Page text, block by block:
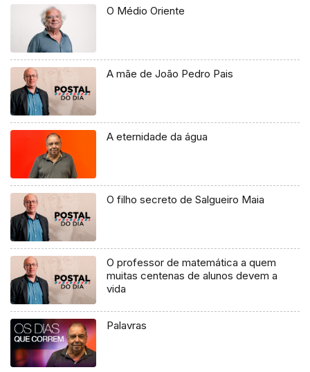
O Médio Oriente
A mãe de João Pedro Pais
A eternidade da água
O filho secreto de Salgueiro Maia
O professor de matemática a quem
muitas centenas de alunos devem a
vida
Palavras